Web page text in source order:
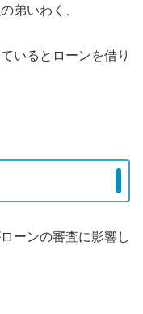
弟いわく、
いるとローンを借り
ーンの審査に影響し